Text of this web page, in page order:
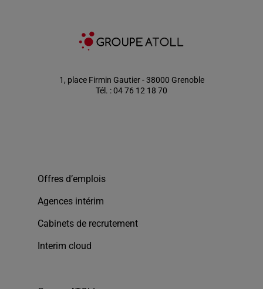
1, place Firmin Gautier - 38000 Grenoble
Tél. : 04 76 12 18 70
Offres d’emplois
Agences intérim
Cabinets de recrutement
Interim cloud